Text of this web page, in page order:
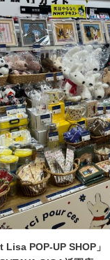
Lisa POP-UP SHOP」